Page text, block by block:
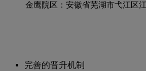
金鹰院区：安徽省芜湖市弋江区
完善的晋升机制